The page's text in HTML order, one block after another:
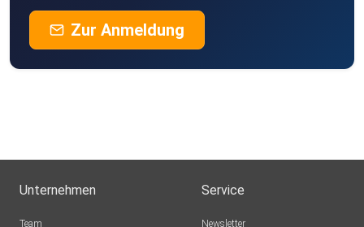
Zur Anmeldung
Unternehmen
Team
Service
Newsletter